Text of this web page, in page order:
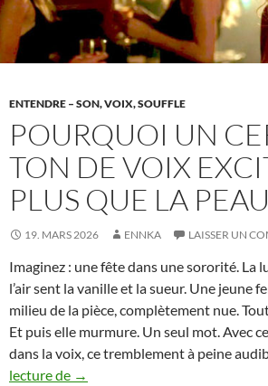
ENTENDRE – SON, VOIX, SOUFFLE
POURQUOI UN
TON DE VOIX
PLUS QUE LA
19. MARS 2026 ENNKA LAISSER UN
Imaginez : une fête dans une sororité. La
l’air sent la vanille et la sueur. Une jeune
milieu de la pièce, complètement nue.
Et puis elle murmure. Un seul mot. Avec
dans la voix, ce tremblement à peine
lecture de Pourquoi
→